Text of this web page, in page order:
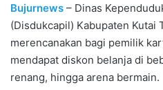
Bujurnews – Dinas
(Disdukcapil) Kabupaten Kutai
merencanakan bagi pemilik
mendapat diskon belanja di
renang, hingga arena bermain.